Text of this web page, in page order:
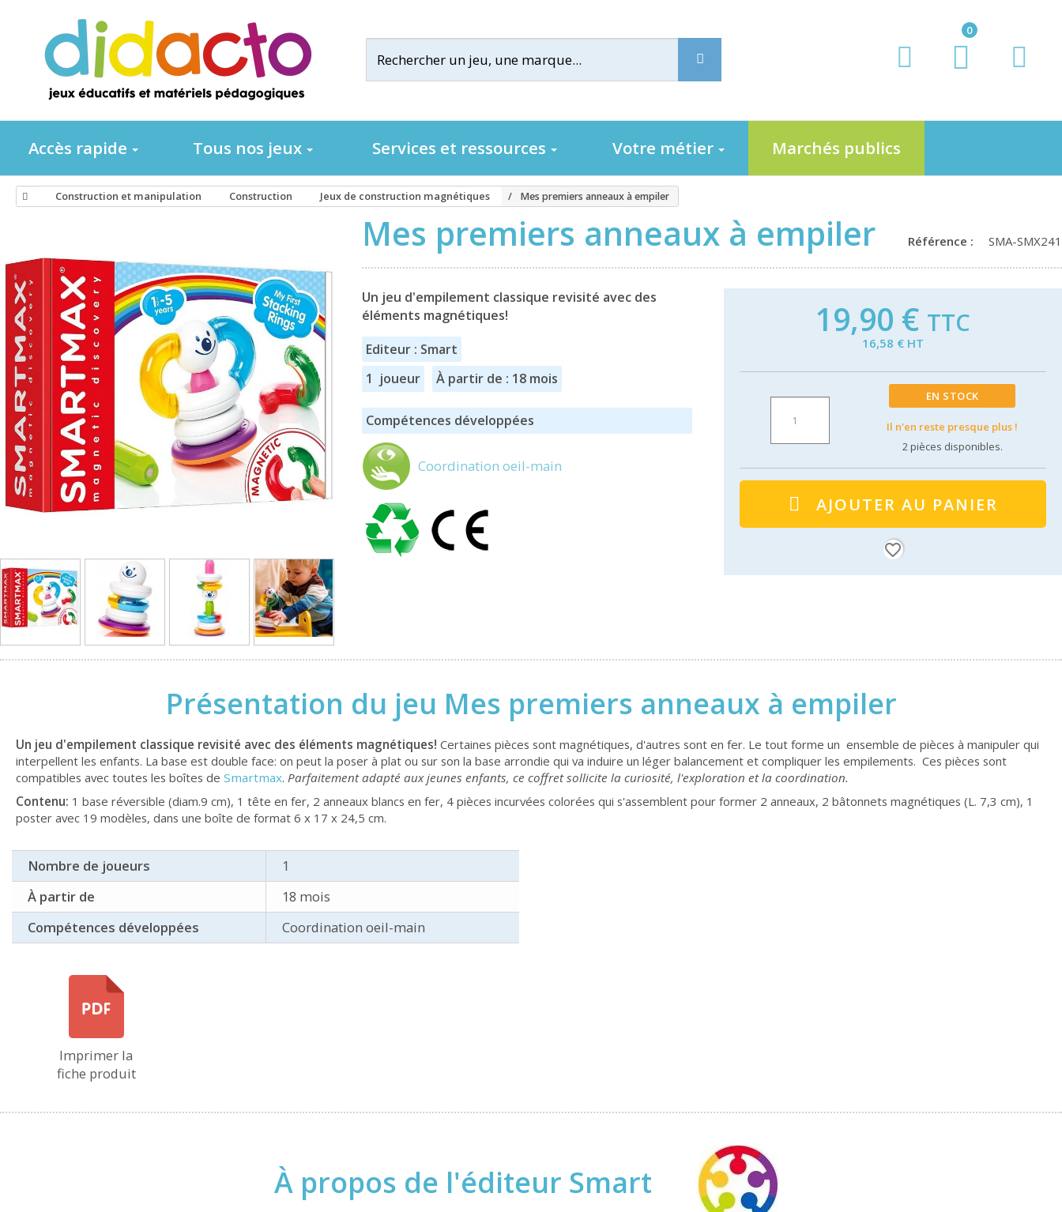
0
Accès rapide Tous nos jeux Services et ressources Votre métier Marchés publics
Construction et manipulation Construction Jeux de construction magnétiques Mes premiers anneaux à empiler
Mes premiers anneaux à empiler Référence : SMA-SMX241
Un jeu d'empilement classique revisité avec des
éléments magnétiques!
Editeur : Smart
1 joueur
À partir de : 18 mois
Compétences développées
Coordination oeil-main
19,90 € TTC
16,58 € HT
EN STOCK
Il n'en reste presque plus !
2pièces disponibles.
AJOUTER AU PANIER
favorite_border
Présentation du jeu Mes premiers anneaux à empiler
Un jeu d'empilement classique revisité avec des éléments magnétiques! Certaines pièces sont magnétiques, d'autres sont en fer. Le tout forme un ensemble de pièces à manipuler qui
interpellent les enfants. La base est double face: on peut la poser à plat ou sur son la base arrondie qui va induire un léger balancement et compliquer les empilements. Ces pièces sont
compatibles avec toutes les boîtes de Smartmax. Parfaitement adapté aux jeunes enfants, ce coffret sollicite la curiosité, l'exploration et la coordination.
Contenu: 1 base réversible (diam.9 cm), 1 tête en fer, 2 anneaux blancs en fer, 4 pièces incurvées colorées qui s'assemblent pour former 2 anneaux, 2 bâtonnets magnétiques (L. 7,3 cm), 1
poster avec 19 modèles, dans une boîte de format 6 x 17 x 24,5 cm.
Nombre de joueurs
1
À partir de
18 mois
Compétences développées
Coordination oeil-main
Imprimer la
fiche produit
À propos de l'éditeur Smart